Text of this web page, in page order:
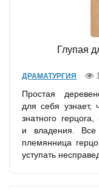
Глупая
ДРАМАТУРГИЯ
Простая
для себя узнает,
знатного
и владения. Все
племянница
уступать